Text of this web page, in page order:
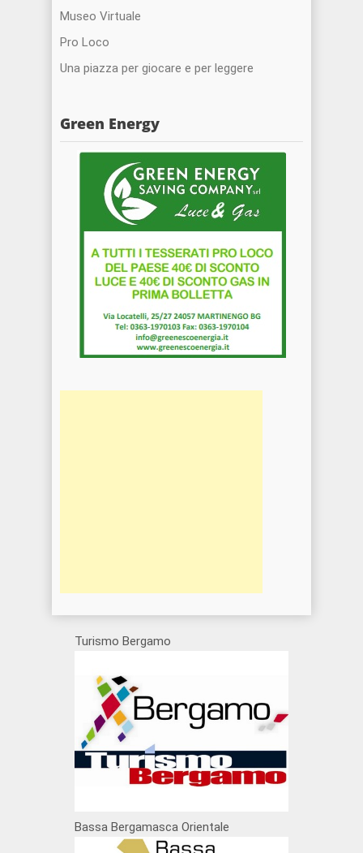
Museo Virtuale
Pro Loco
Una piazza per giocare e per leggere
Green Energy
Turismo Bergamo
Bassa Bergamasca Orientale